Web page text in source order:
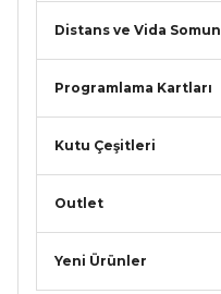
Distans ve Vida Somun
Programlama Kartları
Kutu Çeşitleri
Outlet
Yeni Ürünler